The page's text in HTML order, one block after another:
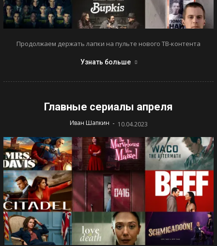
Продолжаем держать лапки на пульте нового ТВ-контента
Узнать больше
Главные сериалы апреля
Иван Шапкин - 10.04.2023